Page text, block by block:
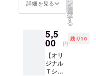
営業職を続
けてきたた
転換に挑
メール
と あな
名前
（小）
を店内
に掲示
させて
いただ
詳細を見る ン
を
選
択
す
る
5,5
00 円
残り10
【オリ
ジナル
Ｔシャ